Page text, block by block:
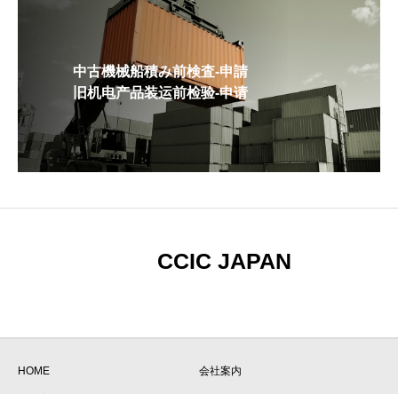
中古機械船積み前検査-申請
旧机电产品装运前检验-申请
CCIC JAPAN
HOME 会社案内